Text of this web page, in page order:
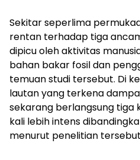
Sekitar seperlima
rentan terhadap tiga
dipicu oleh aktivitas
bahan bakar fosil dan
temuan studi tersebut. Di
lautan yang terkena
sekarang berlangsung tiga
kali lebih intens
menurut penelitian